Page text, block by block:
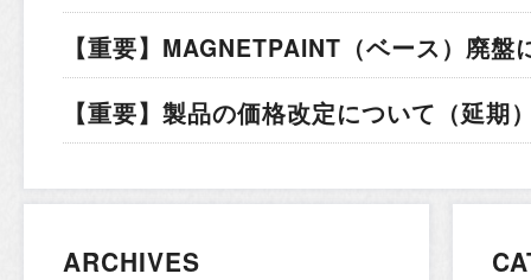
【重要】MAGNETPAINT（ベース）廃
【重要】製品の価格改定について（延期
ARCHIVES